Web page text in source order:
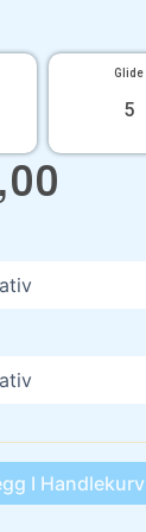
Glide
5
I Handlekurv